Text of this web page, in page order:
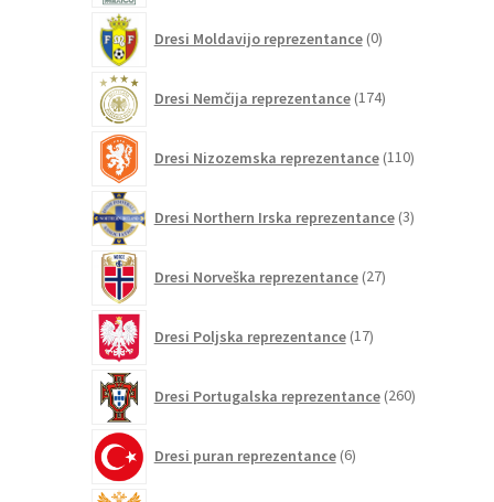
Dresi Moldavijo reprezentance 0izdelkov
Dresi Nemčija reprezentance 174izdelkov
Dresi Nizozemska reprezentance 110izdelkov
Dresi Northern Irska reprezentance 3izdelki
Dresi Norveška reprezentance 27izdelkov
Dresi Poljska reprezentance 17izdelkov
Dresi Portugalska reprezentance 260izdelkov
Dresi puran reprezentance 6izdelkov